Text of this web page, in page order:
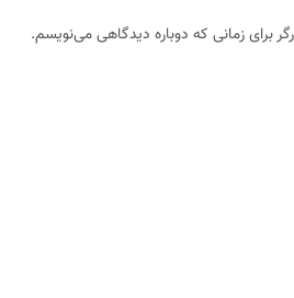
برای زمانی که دوباره دیدگاهی می‌نویسم.